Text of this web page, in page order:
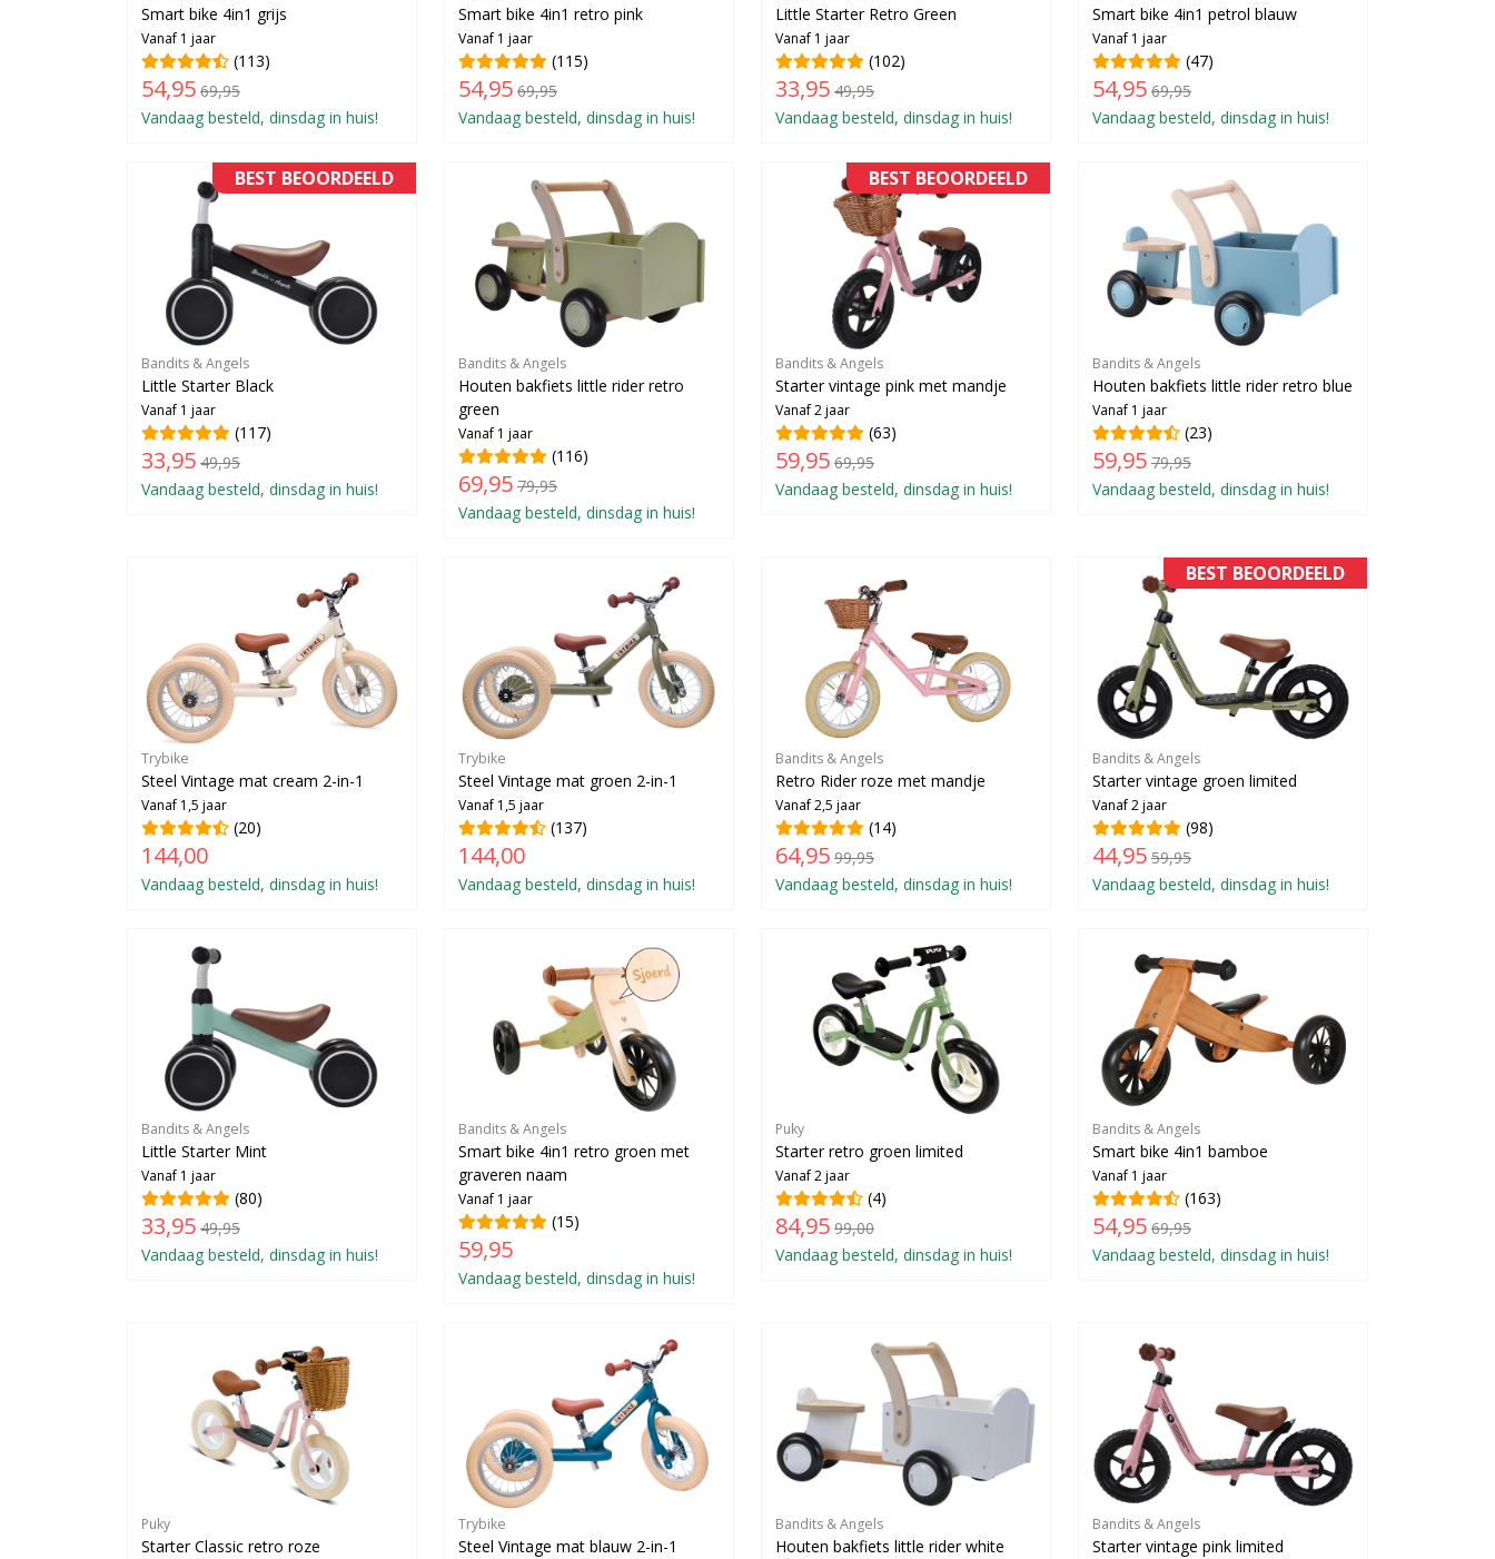
Smart bike 4in1 grijs
Vanaf 1 jaar
(113)
54,95 69,95
Vandaag besteld, dinsdag in huis!
Smart bike 4in1 retro pink
Vanaf 1 jaar
(115)
54,95 69,95
Vandaag besteld, dinsdag in huis!
Little Starter Retro Green
Vanaf 1 jaar
(102)
33,95 49,95
Vandaag besteld, dinsdag in huis!
Smart bike 4in1 petrol blauw
Vanaf 1 jaar
(47)
54,95 69,95
Vandaag besteld, dinsdag in huis!
BEST BEOORDEELD
Bandits & Angels
Little Starter Black
Vanaf 1 jaar
(117)
33,95 49,95
Vandaag besteld, dinsdag in huis!
Bandits & Angels
Houten bakfiets little rider retro
green
Vanaf 1 jaar
(116)
69,95 79,95
Vandaag besteld, dinsdag in huis!
BEST BEOORDEELD
Bandits & Angels
Starter vintage pink met mandje
Vanaf 2 jaar
(63)
59,95 69,95
Vandaag besteld, dinsdag in huis!
Bandits & Angels
Houten bakfiets little rider retro blue
Vanaf 1 jaar
(23)
59,95 79,95
Vandaag besteld, dinsdag in huis!
Trybike
Steel Vintage mat cream 2-in-1
Vanaf 1,5 jaar
(20)
144,00
Vandaag besteld, dinsdag in huis!
Trybike
Steel Vintage mat groen 2-in-1
Vanaf 1,5 jaar
(137)
144,00
Vandaag besteld, dinsdag in huis!
Bandits & Angels
Retro Rider roze met mandje
Vanaf 2,5 jaar
(14)
64,95 99,95
Vandaag besteld, dinsdag in huis!
BEST BEOORDEELD
Bandits & Angels
Starter vintage groen limited
Vanaf 2 jaar
(98)
44,95 59,95
Vandaag besteld, dinsdag in huis!
Bandits & Angels
Little Starter Mint
Vanaf 1 jaar
(80)
33,95 49,95
Vandaag besteld, dinsdag in huis!
Bandits & Angels
Smart bike 4in1 retro groen met
graveren naam
Vanaf 1 jaar
(15)
59,95
Vandaag besteld, dinsdag in huis!
Puky
Starter retro groen limited
Vanaf 2 jaar
(4)
84,95 99,00
Vandaag besteld, dinsdag in huis!
Bandits & Angels
Smart bike 4in1 bamboe
Vanaf 1 jaar
(163)
54,95 69,95
Vandaag besteld, dinsdag in huis!
Puky
Starter Classic retro roze
Trybike
Steel Vintage mat blauw 2-in-1
Bandits & Angels
Houten bakfiets little rider white
Bandits & Angels
Starter vintage pink limited